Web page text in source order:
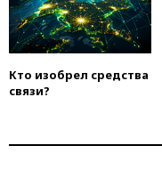
Кто изобрел средства
связи?